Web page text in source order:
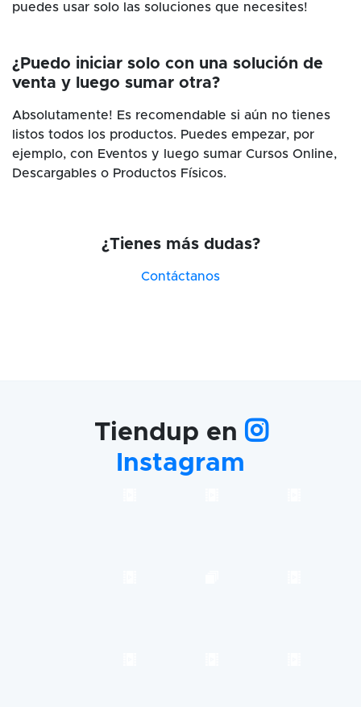
puedes usar solo las soluciones que necesites!
¿Puedo iniciar solo con una solución de
venta y luego sumar otra?
Absolutamente! Es recomendable si aún no tienes
listos todos los productos. Puedes empezar, por
ejemplo, con Eventos y luego sumar Cursos Online,
Descargables o Productos Físicos.
¿Tienes más dudas?
Contáctanos
Tiendup en
Instagram